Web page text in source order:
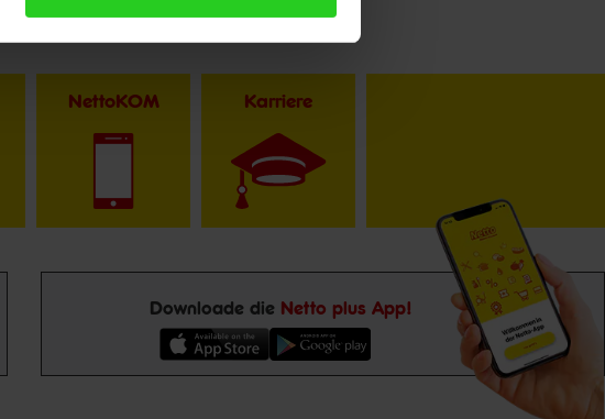
NettoKOM Karriere
Downloade die Netto plus App!